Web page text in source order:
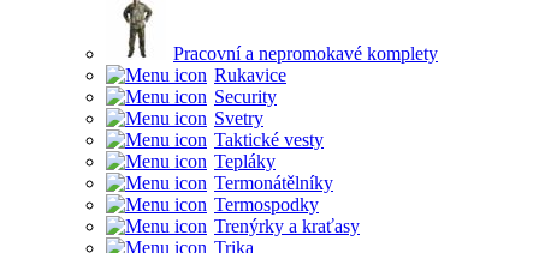
Pracovní a nepromokavé komplety
Rukavice
Security
Svetry
Taktické vesty
Tepláky
Termonátělníky
Termospodky
Trenýrky a kraťasy
Trika